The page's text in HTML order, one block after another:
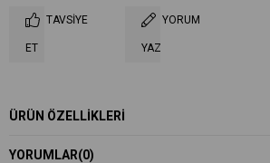
TAVSIYE
ET
YORUM
YAZ
ÜRÜN ÖZELLIKLERI
YORUMLAR(0)